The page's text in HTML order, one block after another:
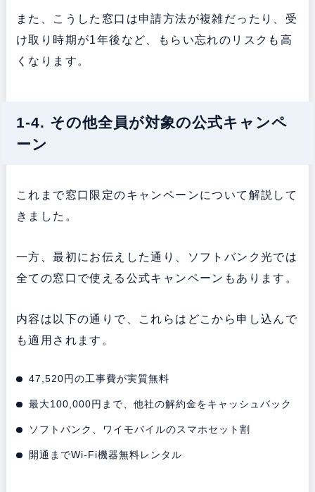
また、こうした窓口は申請方法が複雑だったり、受
け取り時期が1年後など、もらい忘れのリスクも高
くなります。
1-4. その他全員が対象の公式キャンペ
ーン
これまで窓口限定のキャンペーンについて解説して
きました。
一方、最初にお伝えした通り、ソフトバンク光では
全ての窓口で使える公式キャンペーンもあります。
内容は以下の通りで、これらはどこから申し込んで
も適用されます。
47,520円の工事費が実質無料
最大100,000円まで、他社の解約金をキャッシュバック
ソフトバンク、ワイモバイルのスマホセット割
開通までWi-Fi機器無料レンタル